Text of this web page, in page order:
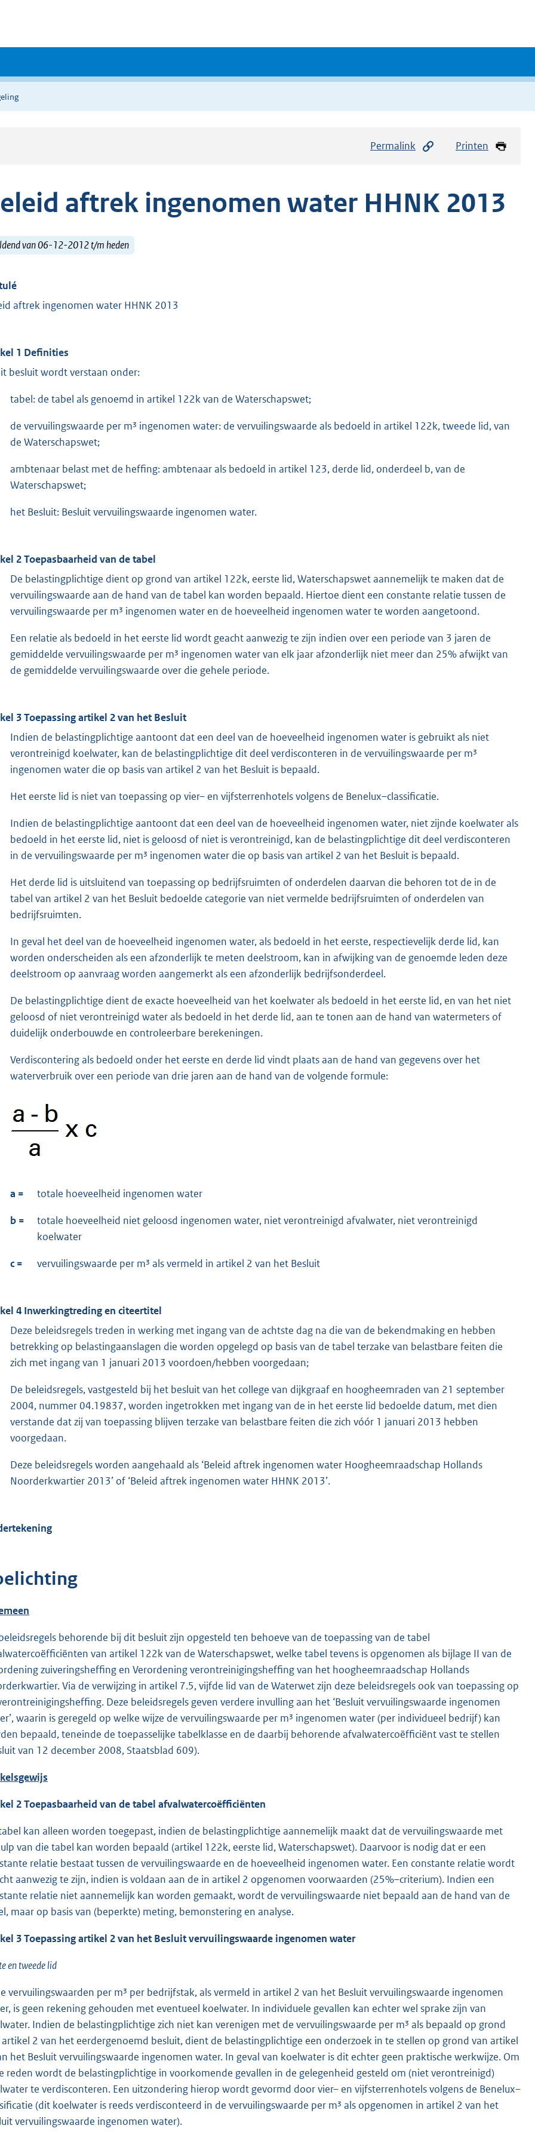
Permalink Printen
aftrek ingenomen water HHNK 2013
van 06-12-2012 t/m heden
aftrek ingenomen water HHNK 2013
1 Definities
besluit wordt verstaan onder:
tabel: de tabel als genoemd in artikel 122k van de Waterschapswet;
de vervuilingswaarde per m³ ingenomen water: de vervuilingswaarde als bedoeld in artikel 122k, tweede lid, van
de Waterschapswet;
ambtenaar belast met de heffing: ambtenaar als bedoeld in artikel 123, derde lid, onderdeel b, van de
Waterschapswet;
het Besluit: Besluit vervuilingswaarde ingenomen water.
2 Toepasbaarheid van de tabel
De belastingplichtige dient op grond van artikel 122k, eerste lid, Waterschapswet aannemelijk te maken dat de
vervuilingswaarde aan de hand van de tabel kan worden bepaald. Hiertoe dient een constante relatie tussen de
vervuilingswaarde per m³ ingenomen water en de hoeveelheid ingenomen water te worden aangetoond.
Een relatie als bedoeld in het eerste lid wordt geacht aanwezig te zijn indien over een periode van 3 jaren de
gemiddelde vervuilingswaarde per m³ ingenomen water van elk jaar afzonderlijk niet meer dan 25% afwijkt van
de gemiddelde vervuilingswaarde over die gehele periode.
3 Toepassing artikel 2 van het Besluit
Indien de belastingplichtige aantoont dat een deel van de hoeveelheid ingenomen water is gebruikt als niet
verontreinigd koelwater, kan de belastingplichtige dit deel verdisconteren in de vervuilingswaarde per m³
ingenomen water die op basis van artikel 2 van het Besluit is bepaald.
Het eerste lid is niet van toepassing op vier– en vijfsterrenhotels volgens de Benelux–classificatie.
Indien de belastingplichtige aantoont dat een deel van de hoeveelheid ingenomen water, niet zijnde koelwater als
bedoeld in het eerste lid, niet is geloosd of niet is verontreinigd, kan de belastingplichtige dit deel verdisconteren
in de vervuilingswaarde per m³ ingenomen water die op basis van artikel 2 van het Besluit is bepaald.
Het derde lid is uitsluitend van toepassing op bedrijfsruimten of onderdelen daarvan die behoren tot de in de
tabel van artikel 2 van het Besluit bedoelde categorie van niet vermelde bedrijfsruimten of onderdelen van
bedrijfsruimten.
In geval het deel van de hoeveelheid ingenomen water, als bedoeld in het eerste, respectievelijk derde lid, kan
worden onderscheiden als een afzonderlijk te meten deelstroom, kan in afwijking van de genoemde leden deze
deelstroom op aanvraag worden aangemerkt als een afzonderlijk bedrijfsonderdeel.
De belastingplichtige dient de exacte hoeveelheid van het koelwater als bedoeld in het eerste lid, en van het niet
geloosd of niet verontreinigd water als bedoeld in het derde lid, aan te tonen aan de hand van watermeters of
duidelijk onderbouwde en controleerbare berekeningen.
Verdiscontering als bedoeld onder het eerste en derde lid vindt plaats aan de hand van gegevens over het
waterverbruik over een periode van drie jaren aan de hand van de volgende formule:
a = totale hoeveelheid ingenomen water
b =
totale hoeveelheid niet geloosd ingenomen water, niet verontreinigd afvalwater, niet verontreinigd
koelwater
c = vervuilingswaarde per m³ als vermeld in artikel 2 van het Besluit
4 Inwerkingtreding en citeertitel
Deze beleidsregels treden in werking met ingang van de achtste dag na die van de bekendmaking en hebben
betrekking op belastingaanslagen die worden opgelegd op basis van de tabel terzake van belastbare feiten die
zich met ingang van 1 januari 2013 voordoen/hebben voorgedaan;
De beleidsregels, vastgesteld bij het besluit van het college van dijkgraaf en hoogheemraden van 21 september
2004, nummer 04.19837, worden ingetrokken met ingang van de in het eerste lid bedoelde datum, met dien
verstande dat zij van toepassing blijven terzake van belastbare feiten die zich vóór 1 januari 2013 hebben
voorgedaan.
Deze beleidsregels worden aangehaald als ‘Beleid aftrek ingenomen water Hoogheemraadschap Hollands
Noorderkwartier 2013’ of ‘Beleid aftrek ingenomen water HHNK 2013’.
behorende bij dit besluit zijn opgesteld ten behoeve van de toepassing van de tabel
van artikel 122k van de Waterschapswet, welke tabel tevens is opgenomen als bijlage II van de
zuiveringsheffing en Verordening verontreinigingsheffing van het hoogheemraadschap Hollands
Via de verwijzing in artikel 7.5, vijfde lid van de Waterwet zijn deze beleidsregels ook van toepassing op
Deze beleidsregels geven verdere invulling aan het ‘Besluit vervuilingswaarde ingenomen
waarin is geregeld op welke wijze de vervuilingswaarde per m³ ingenomen water (per individueel bedrijf) kan
bepaald, teneinde de toepasselijke tabelklasse en de daarbij behorende afvalwatercoëfficiënt vast te stellen
van 12 december 2008, Staatsblad 609).
2 Toepasbaarheid van de tabel afvalwatercoëfficiënten
kan alleen worden toegepast, indien de belastingplichtige aannemelijk maakt dat de vervuilingswaarde met
van die tabel kan worden bepaald (artikel 122k, eerste lid, Waterschapswet). Daarvoor is nodig dat er een
relatie bestaat tussen de vervuilingswaarde en de hoeveelheid ingenomen water. Een constante relatie wordt
aanwezig te zijn, indien is voldaan aan de in artikel 2 opgenomen voorwaarden (25%–criterium). Indien een
relatie niet aannemelijk kan worden gemaakt, wordt de vervuilingswaarde niet bepaald aan de hand van de
maar op basis van (beperkte) meting, bemonstering en analyse.
3 Toepassing artikel 2 van het Besluit vervuilingswaarde ingenomen water
en tweede lid
vervuilingswaarden per m³ per bedrijfstak, als vermeld in artikel 2 van het Besluit vervuilingswaarde ingenomen
is geen rekening gehouden met eventueel koelwater. In individuele gevallen kan echter wel sprake zijn van
Indien de belastingplichtige zich niet kan verenigen met de vervuilingswaarde per m³ als bepaald op grond
2 van het eerdergenoemd besluit, dient de belastingplichtige een onderzoek in te stellen op grond van artikel
het Besluit vervuilingswaarde ingenomen water. In geval van koelwater is dit echter geen praktische werkwijze. Om
reden wordt de belastingplichtige in voorkomende gevallen in de gelegenheid gesteld om (niet verontreinigd)
te verdisconteren. Een uitzondering hierop wordt gevormd door vier– en vijfsterrenhotels volgens de Benelux–
(dit koelwater is reeds verdisconteerd in de vervuilingswaarde per m³ als opgenomen in artikel 2 van het
vervuilingswaarde ingenomen water).